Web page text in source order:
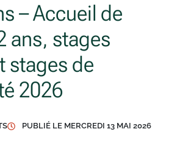
– Accueil de
ans, stages
stages de
2026
PUBLIÉ LE MERCREDI 13 MAI 2026